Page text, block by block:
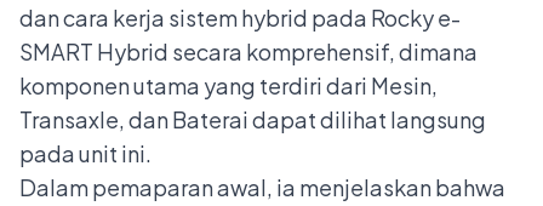
dan cara kerja sistem hybrid pada Rocky e-
SMART Hybrid secara komprehensif, dimana
komponen utama yang terdiri dari Mesin,
Transaxle, dan Baterai dapat dilihat langsung
pada unit ini.
Dalam pemaparan awal, ia menjelaskan bahwa